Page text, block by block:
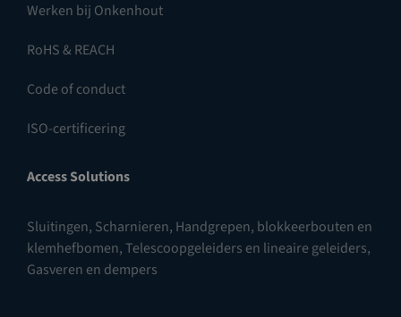
Werken bij Onkenhout
RoHS & REACH
Code of conduct
ISO-certificering
Access Solutions
Sluitingen, Scharnieren, Handgrepen, blokkeerbouten en
klemhefbomen,Telescoopgeleiders en lineaire geleiders,
Gasveren en dempers